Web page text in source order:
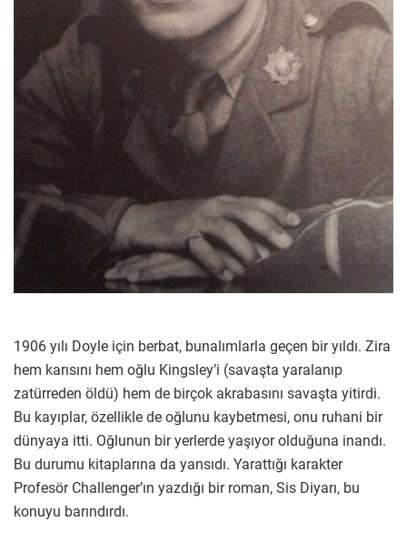
1906 yılı Doyle için berbat, bunalımlarla geçen bir yıldı. Zira
hem karısını hem oğlu Kingsley’i (savaşta yaralanıp
zatürreden öldü) hem de birçok akrabasını savaşta yitirdi.
Bu kayıplar, özellikle de oğlunu kaybetmesi, onu ruhani bir
dünyaya itti. Oğlunun bir yerlerde yaşıyor olduğuna inandı.
Bu durumu kitaplarına da yansıdı. Yarattığı karakter
Profesör Challenger’ın yazdığı bir roman, Sis Diyarı, bu
konuyu barındırdı.